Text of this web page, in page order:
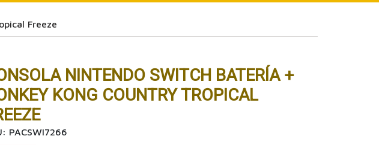
Freeze
NINTENDO SWITCH BATERÍA +
KONG COUNTRY TROPICAL
PACSWI7266